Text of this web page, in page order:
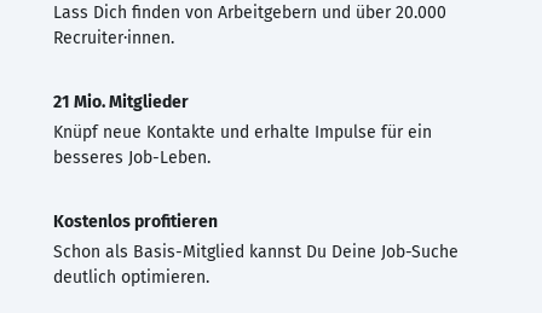
Lass Dich finden von Arbeitgebern und über 20.000
Recruiter·innen.
21 Mio. Mitglieder
Knüpf neue Kontakte und erhalte Impulse für ein
besseres Job-Leben.
Kostenlos profitieren
Schon als Basis-Mitglied kannst Du Deine Job-Suche
deutlich optimieren.